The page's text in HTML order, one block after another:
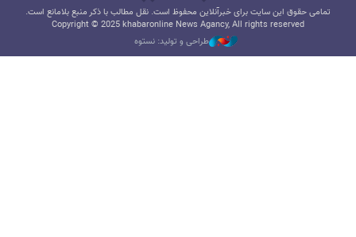
تمامی حقوق این سایت برای خبرآنلاین محفوظ است. نقل مطالب با ذکر منبع بلامانع است.
Copyright © 2025 khabaronline News Agancy, All rights reserved
طراحی و تولید: نستوه